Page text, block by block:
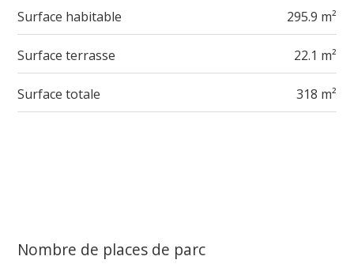
Surface habitable 295.9 m²
Surface terrasse 22.1 m²
Surface totale 318 m²
Nombre de places de parc